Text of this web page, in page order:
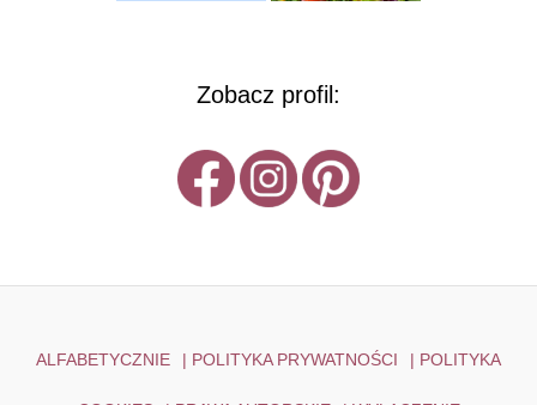
Zobacz profil:
ALFABETYCZNIE | POLITYKA PRYWATNOŚCI | POLITYKA